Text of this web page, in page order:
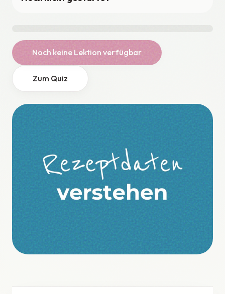
Noch keine Lektion verfügbar
Zum Quiz